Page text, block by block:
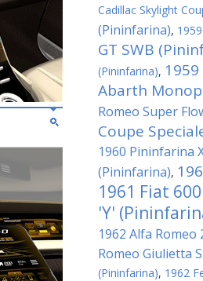
Cadillac Skylight
(Pininfarina),
GT SWB
(Pininfarina),
Abarth
Romeo Super
Coupe
1960 Pininfarina
(Pininfarina),
1961 Fiat
'Y'
1962 Alfa
Romeo Giulietta
(Pininfarina), 1962